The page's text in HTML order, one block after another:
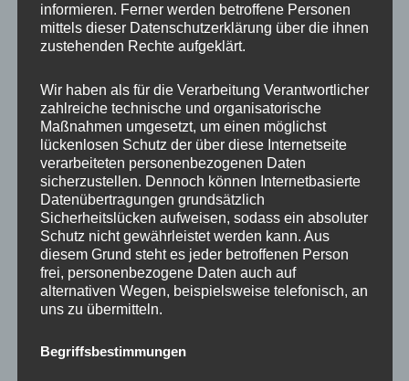
Ähnliche Produkte
CONCAVER CVR1
19×8,5 ET40 5×112
Carbon Graphite
450,00€ *
Bewertet
mit
CONCAVER CVR1
19×8,5 ET35 5×112
Platinum Black
informieren. Ferner werden betroffene Personen
mittels dieser Datenschutzerklärung über die ihnen
zustehenden Rechte aufgeklärt.
Wir haben als für die Verarbeitung Verantwortlicher
zahlreiche technische und organisatorische
Maßnahmen umgesetzt, um einen möglichst
lückenlosen Schutz der über diese Internetseite
verarbeiteten personenbezogenen Daten
sicherzustellen. Dennoch können Internetbasierte
Datenübertragungen grundsätzlich
Sicherheitslücken aufweisen, sodass ein absoluter
Schutz nicht gewährleistet werden kann. Aus
diesem Grund steht es jeder betroffenen Person
frei, personenbezogene Daten auch auf
alternativen Wegen, beispielsweise telefonisch, an
uns zu übermitteln.
Begriffsbestimmungen